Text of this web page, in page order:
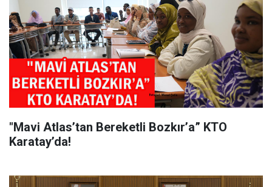
"Mavi Atlas’tan Bereketli Bozkır’a” KTO
Karatay’da!